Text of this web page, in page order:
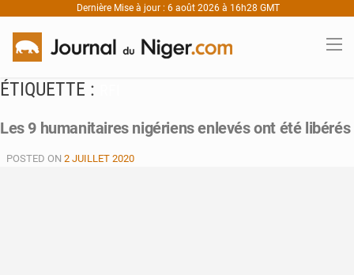
Dernière Mise à jour : 6 août 2026 à 16h28 GMT
ÉTIQUETTE :
Les 9 humanitaires nigériens enlevés ont été libérés
POSTED ON 2 JUILLET 2020